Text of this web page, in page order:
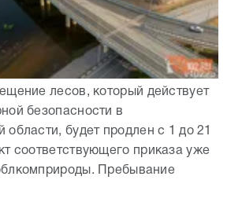
лесов, который действует
безопасности в
области, будет продлен с 1 до 21
соответствующего приказа уже
Пребывание